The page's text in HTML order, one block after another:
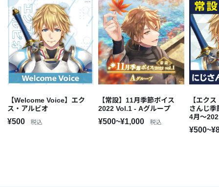
【Welcome Voice】エク
ス・アルビオ
¥500 税込
【常設】11月季節ボイス
2022 Vol.1 - Aグループ
¥500~¥1,000 税込
【エク
さんじ季
4月～